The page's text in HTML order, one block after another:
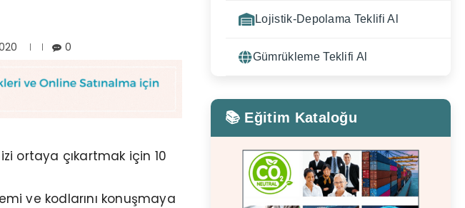
0
ortaya çıkartmak için 10
ve kodlarını konuşmaya
Lojistik-Depolama Teklifi Al
Gümrükleme Teklifi Al
📚 Eğitim Kataloğu